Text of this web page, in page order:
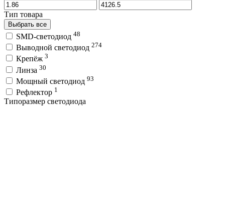
Тип товара
Выбрать все
SMD-светодиод 48
Выводной светодиод 274
Крепёж 3
Линза 30
Мощный светодиод 93
Рефлектор 1
Типоразмер светодиода